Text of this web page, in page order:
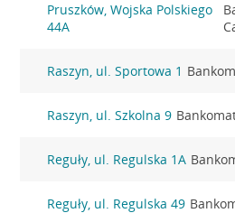
Pruszków, Wojska Polskiego
44A
Raszyn, ul. Sportowa 1
Raszyn, ul. Szkolna 9
Reguły, ul. Regulska 1A
Reguły, ul. Regulska 49